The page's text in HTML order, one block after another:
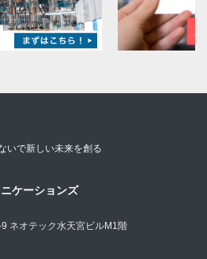
いで新しい未来を創る
ケーションズ
ネオテック水天宮ビルM1階